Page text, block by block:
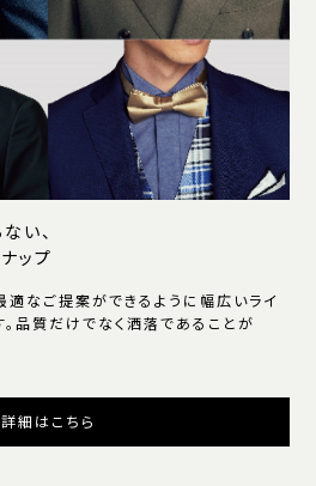
い、
ップ
適なご提案ができるように幅広いライ
品質だけでなく洒落であることが
詳細はこちら